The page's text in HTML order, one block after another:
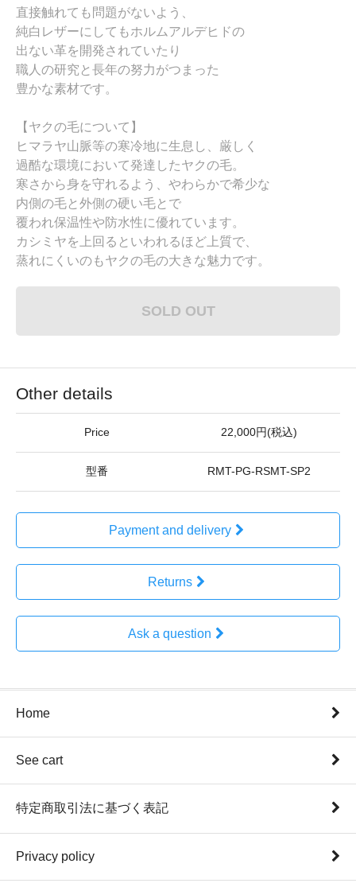
直接触れても問題がないよう、
純白レザーにしてもホルムアルデヒドの
出ない革を開発されていたり
職人の研究と長年の努力がつまった
豊かな素材です。
【ヤクの毛について】
ヒマラヤ山脈等の寒冷地に生息し、厳しく
過酷な環境において発達したヤクの毛。
寒さから身を守れるよう、やわらかで希少な
内側の毛と外側の硬い毛とで
覆われ保温性や防水性に優れています。
カシミヤを上回るといわれるほど上質で、
蒸れにくいのもヤクの毛の大きな魅力です。
SOLD OUT
Other details
Price 22,000円(税込)
型番 RMT-PG-RSMT-SP2
Payment and delivery
Returns
Ask a question
Home
See cart
特定商取引法に基づく表記
Privacy policy